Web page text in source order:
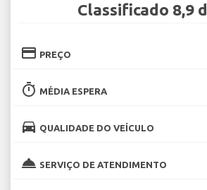
Classificado 8,9
credit_card PREÇO
timer MÉDIA ESPERA
directions_car QUALIDADE DO VEÍCULO
room_service SERVIÇO DE ATENDIMENTO